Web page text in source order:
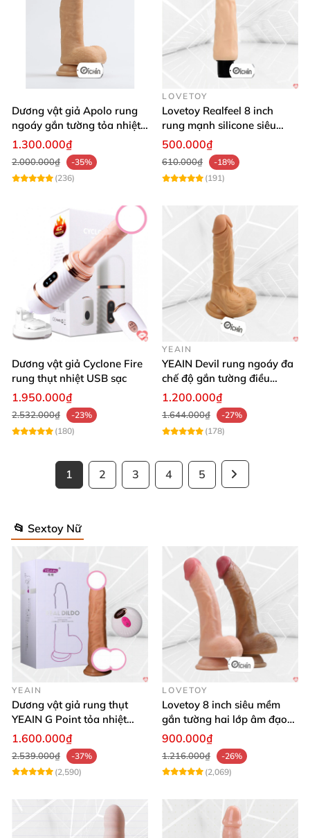
Dương vật giả Apolo rung
ngoáy gắn tường tỏa nhiệt
đa chế độ
1.300.000₫
2.000.000₫
-35%
(236)
LOVETOY
Lovetoy Realfeel 8 inch
rung mạnh silicone siêu
mềm
500.000₫
610.000₫
-18%
(191)
Dương vật giả Cyclone Fire
rung thụt nhiệt USB sạc
1.950.000₫
2.532.000₫
-23%
(180)
YEAIN
YEAIN Devil rung ngoáy đa
chế độ gắn tường điều
khiển từ xa tiện lợi
1.200.000₫
1.644.000₫
-27%
(178)
1 2 3 4 5
📂 Sextoy Nữ
YEAIN
Dương vật giả rung thụt
YEAIN G Point tỏa nhiệt
điều khiển từ xa
1.600.000₫
2.539.000₫
-37%
(2,590)
LOVETOY
Lovetoy 8 inch siêu mềm
gắn tường hai lớp âm đạo
giả chuẩn y tế
900.000₫
1.216.000₫
-26%
(2,069)